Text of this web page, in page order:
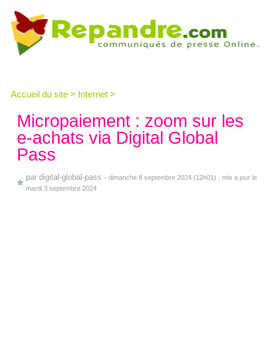
Accueil du site > Internet >
Micropaiement : zoom sur les
e-achats via Digital Global
Pass
par digital-global-pass - dimanche 8 septembre 2024 (12h01)
, mis a jour le
mardi 3 septembre 2024